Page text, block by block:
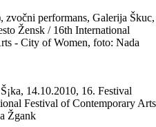
performans, Galerija Škuc,
Žensk / 16th International
- City of Women, foto: Nada
14.10.2010, 16. Festival
Festival of Contemporary Arts
Žgank